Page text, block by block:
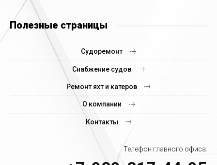
Полезные страницы
Судоремонт
Снабжение судов
Ремонт яхт и катеров
О компании
Контакты
Телефон главного офиса: